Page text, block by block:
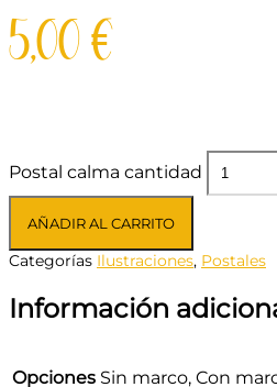
5,00€
Postal calma cantidad
AÑADIR AL CARRITO
Categorías Ilustraciones, Postales
Información
Opciones Sin marco, Con